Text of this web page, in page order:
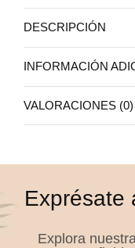
DESCRIPCIÓN
INFORMACIÓN
VALORACIONES (0)
Exprésate
Explora